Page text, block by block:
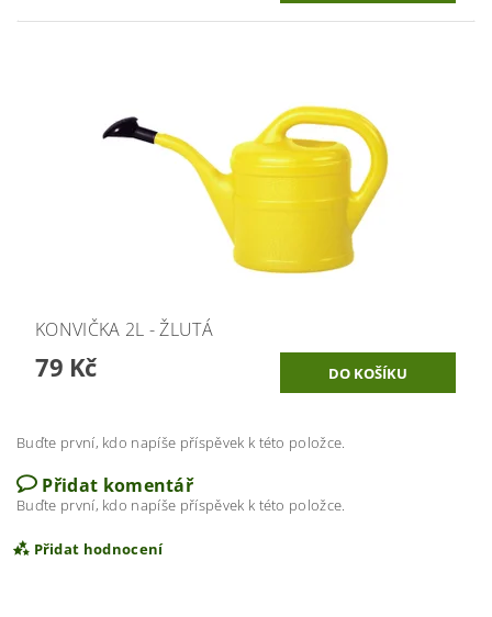
KONVIČKA 2L - ŽLUTÁ
79 Kč
Buďte první, kdo napíše příspěvek k této položce.
Přidat komentář
Buďte první, kdo napíše příspěvek k této položce.
Přidat hodnocení